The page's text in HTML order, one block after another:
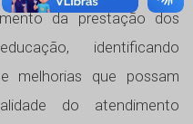
da prestação dos
identificando
melhorias que possam
do atendimento